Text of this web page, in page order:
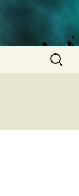
Suchen
nach: